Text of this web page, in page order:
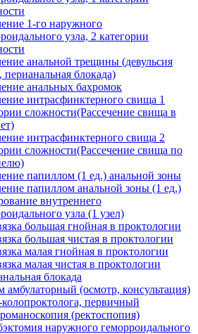
1-го наружного
узла, 2 категории
анальной трещины (девульсия
перианальная блокада)
анальных бахромок
интрасфинктерного свища 1
сложности(Рассечение свища в
интрасфинктерного свища 2
сложности(Рассечение свища по
папиллом (1 ед.) анальной зоны
папиллом анальной зоны (1 ед.)
внутреннего
узла (1 узел)
большая гнойная в проктологии
большая чистая в проктологии
малая гнойная в проктологии
малая чистая в проктологии
блокада
амбулаторный (осмотр, консультация)
колопроктолога, первичный
(ректоспопия)
наружного геморроидального